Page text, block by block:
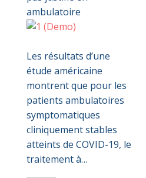
19
:
un
traitement
antithrombotique
n’est
pas
justifié
Les résultats d’une
étude américaine
montrent que pour les
patients ambulatoires
symptomatiques
cliniquement stables
atteints de COVID-19, le
traitement à…